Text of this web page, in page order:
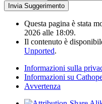
Questa pagina è stata
2026 alle 18:09.
Il contenuto è
Unported.
Informazioni sulla
Informazioni su
Avvertenza